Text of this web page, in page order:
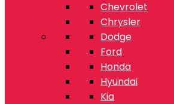
Chevrolet
Chrysler
Dodge
Ford
Honda
Hyundai
Kia